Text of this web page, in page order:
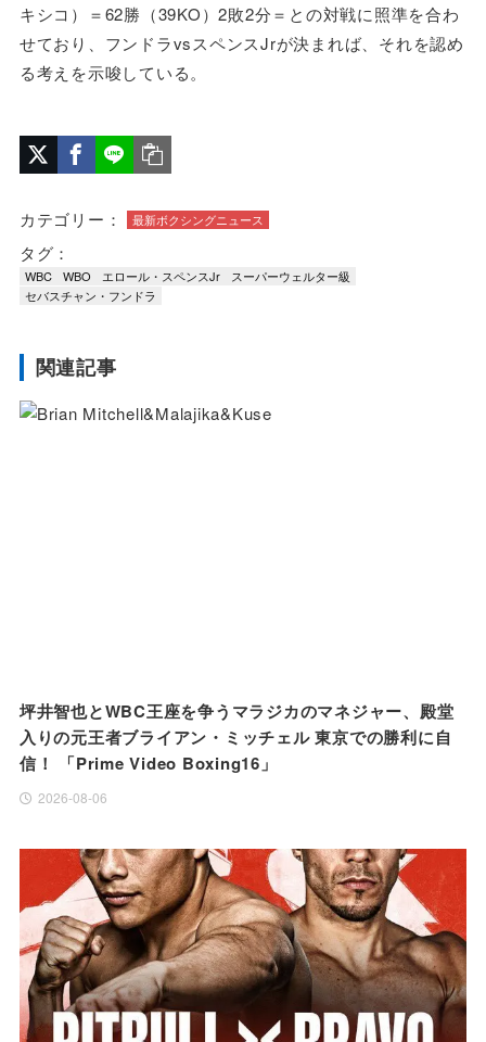
キシコ）＝62勝（39KO）2敗2分＝との対戦に照準を合わ
せており、フンドラvsスペンスJrが決まれば、それを認め
る考えを示唆している。
カテゴリー： 最新ボクシングニュース
タグ：
WBC WBO エロール・スペンスJr
スーパーウェルター級
セバスチャン・フンドラ
関連記事
坪井智也とWBC王座を争うマラジカのマネジャー、殿堂
入りの元王者ブライアン・ミッチェル 東京での勝利に自
信！ 「Prime Video Boxing16」
2026-08-06